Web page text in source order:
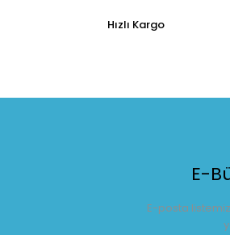
Hızlı Kargo
E-
E-posta